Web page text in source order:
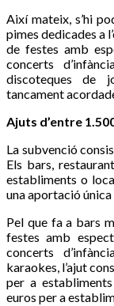
Així mateix, s’hi
pimes dedicades a
de festes amb
concerts
discoteques de
tancament
Ajuts d’entre
La subvenció
Els bars,
establiments o
una aportació
Pel que fa a bars
festes amb
concerts
karaokes, l’ajut
per a
euros per a